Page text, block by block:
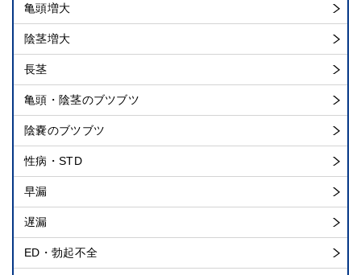
亀頭増大
陰茎増大
長茎
亀頭・陰茎のブツブツ
陰嚢のブツブツ
性病・STD
早漏
遅漏
ED・勃起不全